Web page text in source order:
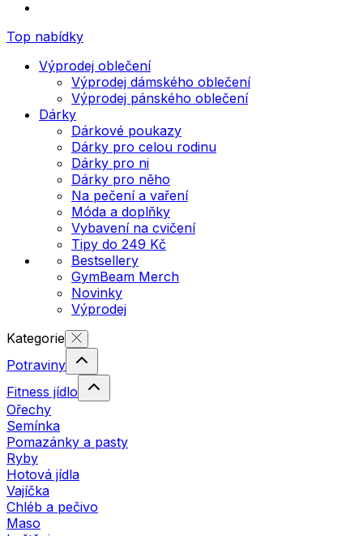
Top nabídky
Výprodej oblečení
Výprodej dámského oblečení
Výprodej pánského oblečení
Dárky
Dárkové poukazy
Dárky pro celou rodinu
Dárky pro ni
Dárky pro něho
Na pečení a vaření
Móda a doplňky
Vybavení na cvičení
Tipy do 249 Kč
Bestsellery
GymBeam Merch
Novinky
Výprodej
Kategorie
Potraviny
Fitness jídlo
Ořechy
Semínka
Pomazánky a pasty
Ryby
Hotová jídla
Vajíčka
Chléb a pečivo
Maso